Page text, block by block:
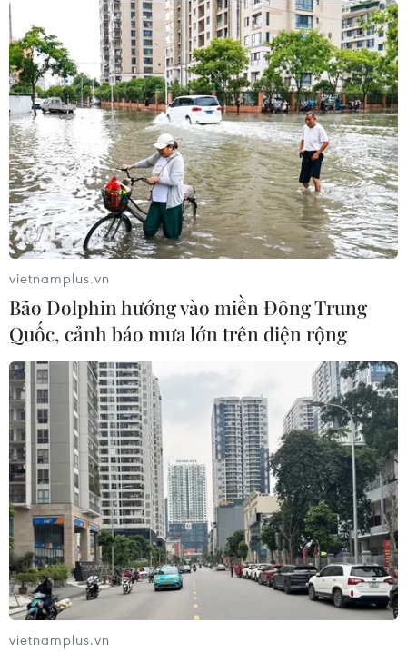
TIN CÙNG CHUYÊN MỤC
Mưa lớn gây ngập lụt, chia cắt nhiều
vietnamplus.vn
Bão Dolphin hướng vào miền Đông Trung
Quốc, cảnh báo mưa lớn trên diện rộng
vietnamplus.vn